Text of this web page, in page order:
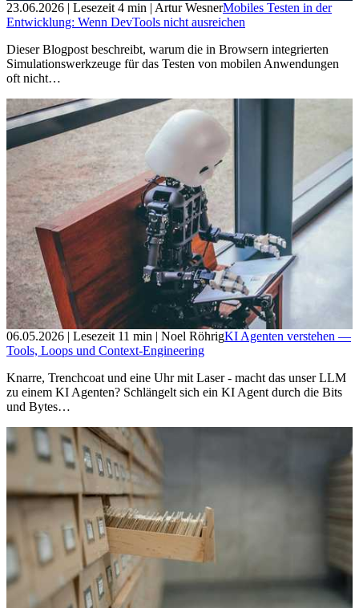
23.06.2026 | Lesezeit4 min | Artur WesnerMobiles Testen in der
Entwicklung: Wenn DevTools nicht ausreichen
Dieser Blogpost beschreibt, warum die in Browsern integrierten
Simulationswerkzeuge für das Testen von mobilen Anwendungen
oft nicht…
06.05.2026 | Lesezeit 11 min | Noel RöhrigKI Agenten verstehen —
Tools, Loops und Context-Engineering
Knarre, Trenchcoat und eine Uhr mit Laser - macht das unser LLM
zu einem KI Agenten? Schlängelt sich ein KI Agent durch die Bits
und Bytes…